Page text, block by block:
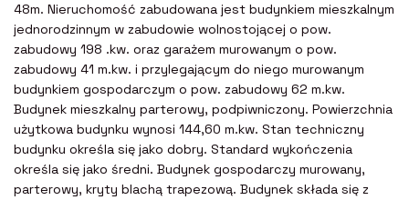
48m. Nieruchomość zabudowana jest budynkiem mieszkalnym
jednorodzinnym w zabudowie wolnostojącej o pow.
zabudowy 198 .kw. oraz garażem murowanym o pow.
zabudowy 41 m.kw. i przylegającym do niego murowanym
budynkiem gospodarczym o pow. zabudowy 62 m.kw.
Budynek mieszkalny parterowy, podpiwniczony. Powierzchnia
użytkowa budynku wynosi 144,60 m.kw. Stan techniczny
budynku określa się jako dobry. Standard wykończenia
określa się jako średni. Budynek gospodarczy murowany,
parterowy, kryty blachą trapezową. Budynek składa się z